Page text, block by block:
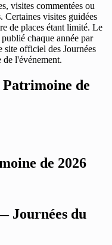
visites commentées ou
. Certaines visites guidées
de places étant limité. Le
chaque année par
site officiel des Journées
l'événement.
Patrimoine de
de 2026
Journées du